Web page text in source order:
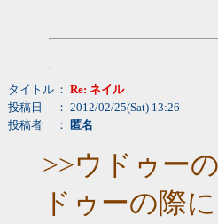
タイトル ： Re: ネイル
投稿日
： 2012/02/25(Sat) 13:26
投稿者
： 匿名
>>ウドゥー
ドゥーの際